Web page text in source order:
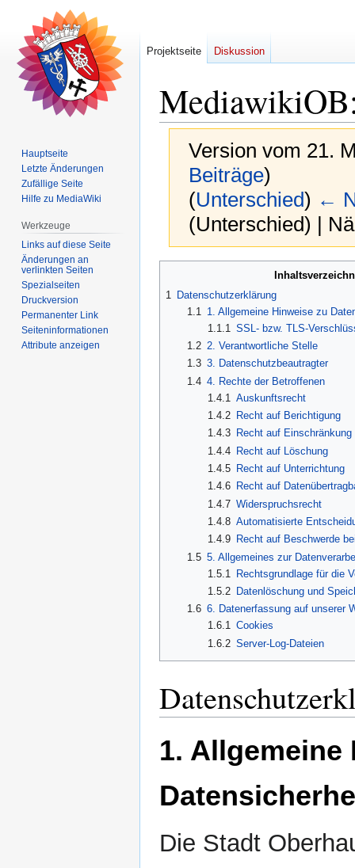
MediawikiOB
Version vom 21.
Beiträge)
(Unterschied) ←
(Unterschied) |
1
Datenschutzerklärung
1.1
1. Allgemeine Hinweise zu
1.1.1
SSL- bzw. TLS-
1.2 2. Verantwortliche Stelle
1.3 3. Datenschutzbeautragter
1.4 4. Rechte der Betroffenen
1.4.1
Auskunftsrecht
1.4.2 Recht auf Berichtigung
1.4.3 Recht auf Einschränkung
1.4.4 Recht auf Löschung
1.4.5 Recht auf Unterrichtung
1.4.6 Recht auf
1.4.7 Widerspruchsrecht
1.4.8 Automatisierte
1.4.9 Recht auf Beschwerde
1.5 5. Allgemeines zur
1.5.1
Rechtsgrundlage für die
1.5.2 Datenlöschung und
1.6 6. Datenerfassung auf unserer
1.6.1 Cookies
1.6.2 Server-Log-Dateien
1. Allgemeine
Die Stadt
Projektseite Diskussion
Hauptseite
Letzte Änderungen
Zufällige Seite
Hilfe zu MediaWiki
Werkzeuge
Links auf diese Seite
Änderungen an
verlinkten Seiten
Spezialseiten
Druckversion
Permanenter Link
Seiten­­informationen
Attribute anzeigen